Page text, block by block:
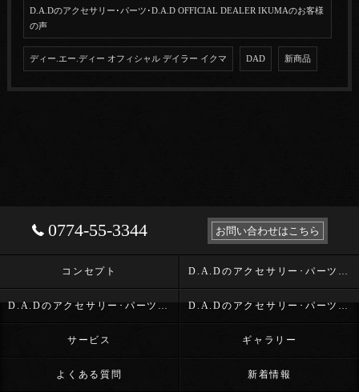
D.A.Dのアクセサリー･パーツ･D.A.D OFFICIAL DEALER IKUMAのお客様
の声
ディー.エー.ディー オフィシャル デイラー イクマ DAD 新商品
0774-55-3344 お問い合わせはこちら
コンセプト D.A.Dのアクセサリー･パーツ･D.A.D OFFICIAL DEALER IKUMAの口コミ情報
D.A.Dのアクセサリー･パーツ･D.A.D OFFICIAL DEALER IKUMAの評判 D.A.Dのアクセサリー･パーツ･D.A.D OFFICIAL DEALER IKUMAのお客様の声
サービス ギャラリー
よくある質問 新着情報